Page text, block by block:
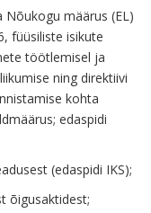
Nõukogu määrus (EL)
füüsiliste isikute
töötlemisel ja
ning direktiivi
kohta
edaspidi
(edaspidi IKS);
õigusaktidest;